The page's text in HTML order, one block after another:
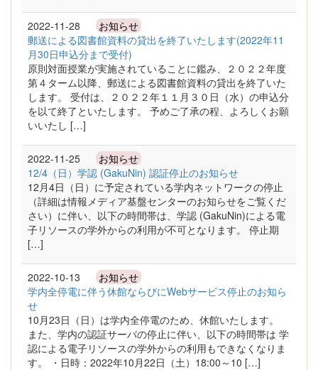
2022-11-28 お知らせ
郵送による図書館資料の貸出を終了いたします(2022年11
月30日申込分まで受付)
原則対面授業が実施されていることに鑑み、２０２２年度
第４ターム以降、郵送による図書館資料の貸出を終了いた
します。 受付は、２０２２年１１月３０日（水）の申込分
を以て終了といたします。 予めご了承の程、よろしくお願
いいたし […]
2022-11-25 お知らせ
12/4（日）学認 (GakuNin) 認証停止のお知らせ
12月4日（日）に予定されている学内ネットワークの停止
（詳細は情報メディア基盤センターのお知らせをご覧くだ
さい）に伴い、以下の時間帯は、学認 (GakuNin)による電
子リソースの学外からの利用が不可となります。 停止期
[…]
2022-10-13 お知らせ
学内全停電に伴う休館ならびにWebサービス停止のお知ら
せ
10月23日（日）は学内全停電のため、休館いたします。
また、学内の認証サーバの停止に伴い、以下の時間帯は 学
認による電子リソースの学外からの利用もできなくなりま
す。 ・日時：2022年10月22日（土）18:00～10 […]